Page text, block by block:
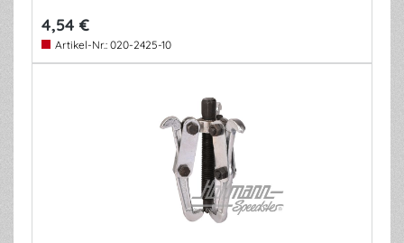
4,54 €
Artikel-Nr.: 020-2425-10